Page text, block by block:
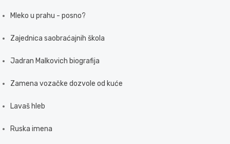
Mleko u prahu - posno?
Zajednica saobraćajnih škola
Jadran Malkovich biografija
Zamena vozačke dozvole od kuće
Lavaš hleb
Ruska imena